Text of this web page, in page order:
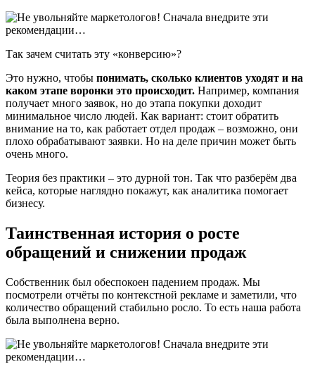
Так зачем считать эту «конверсию»?
Это нужно, чтобы понимать, сколько клиентов уходят и на
каком этапе воронки это происходит. Например, компания
получает много заявок, но до этапа покупки доходит
минимальное число людей. Как вариант: стоит обратить
внимание на то, как работает отдел продаж – возможно, они
плохо обрабатывают заявки. Но на деле причин может быть
очень много.
Теория без практики – это дурной тон. Так что разберём два
кейса, которые наглядно покажут, как аналитика помогает
бизнесу.
Таинственная история о росте
обращений и снижении продаж
Собственник был обеспокоен падением продаж. Мы
посмотрели отчёты по контекстной рекламе и заметили, что
количество обращений стабильно росло. То есть наша работа
была выполнена верно.